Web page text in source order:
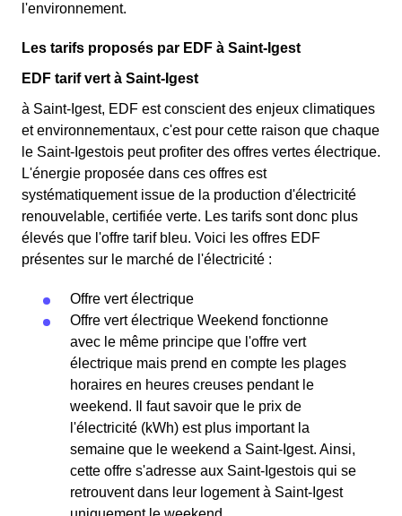
l'environnement.
Les tarifs proposés par EDF à Saint-Igest
EDF tarif vert à Saint-Igest
à Saint-Igest, EDF est conscient des enjeux climatiques
et environnementaux, c'est pour cette raison que chaque
le Saint-Igestois peut profiter des offres vertes électrique.
L'énergie proposée dans ces offres est
systématiquement issue de la production d'électricité
renouvelable, certifiée verte. Les tarifs sont donc plus
élevés que l'offre tarif bleu. Voici les offres EDF
présentes sur le marché de l'électricité :
Offre vert électrique
Offre vert électrique Weekend fonctionne
avec le même principe que l'offre vert
électrique mais prend en compte les plages
horaires en heures creuses pendant le
weekend. Il faut savoir que le prix de
l'électricité (kWh) est plus important la
semaine que le weekend a Saint-Igest. Ainsi,
cette offre s'adresse aux Saint-Igestois qui se
retrouvent dans leur logement à Saint-Igest